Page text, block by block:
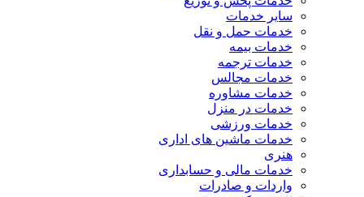
سایر خدمات
خدمات حمل و نقل
خدمات بیمه
خدمات ترجمه
خدمات مجالس
خدمات مشاوره
خدمات در منزل
خدمات ورزشی
خدمات ماشین های اداری
هنری
خدمات مالی و حسابداری
واردات و صادرات